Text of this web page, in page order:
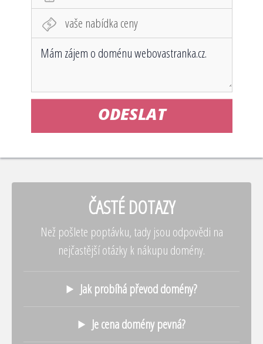
ODESLAT
ČASTÉ DOTAZY
Než pošlete poptávku, tady jsou odpovědi na
nejčastější otázky k nákupu domény.
Jak probíhá převod domény?
Je cena domény pevná?